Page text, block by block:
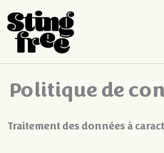
SkipPolitique de
Traitement des données à